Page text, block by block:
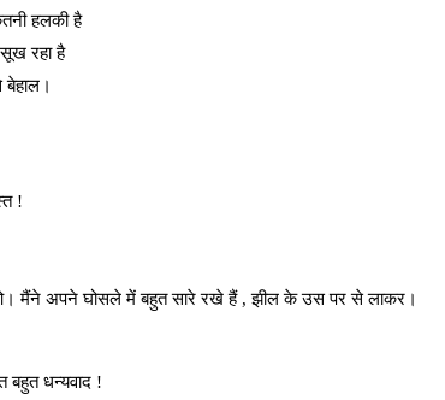
हलकी है
रहा है
बेहाल।
!
मैंने अपने घोसले में बहुत सारे रखे हैं , झील के उस पर से लाकर।
बहुत धन्यवाद !